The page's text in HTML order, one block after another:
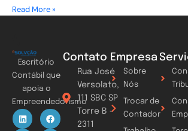
Read More »
Escritório
Contábil que
apoia o
Empreendedorismo
L
i
F
a
I
n
T
i
o
Contato
Rua José
Versolato,
111 SBC SP
Torre B -
2311
Empresa
Sobre
Nós
Trocar de
Contador